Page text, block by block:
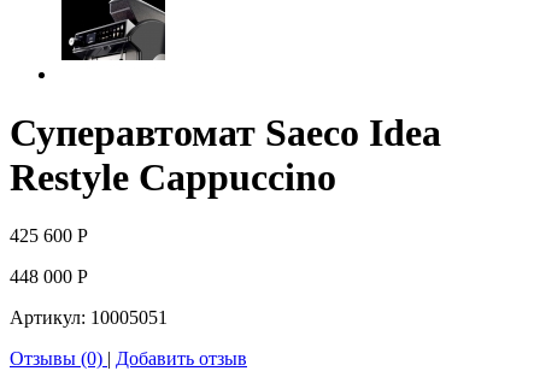
Суперавтомат Saeco Idea
Restyle Cappuccino
425 600 Р
448 000 Р
Артикул: 10005051
Отзывы (0) | Добавить отзыв